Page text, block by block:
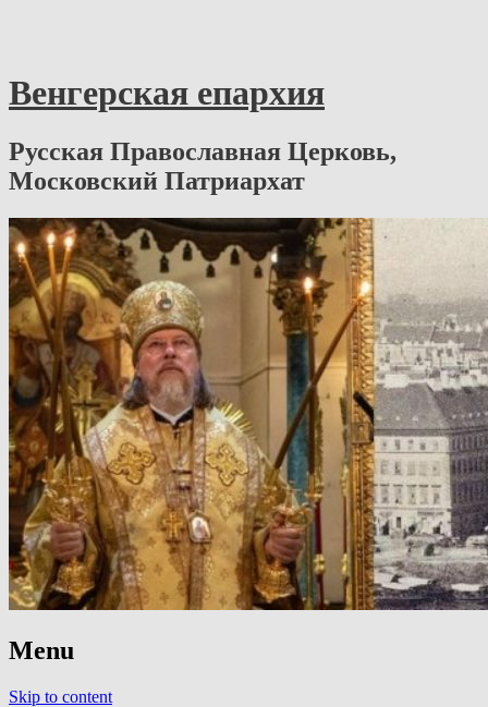
Венгерская епархия
Русская Православная Церковь,
Московский Патриархат
Menu
Skip to content